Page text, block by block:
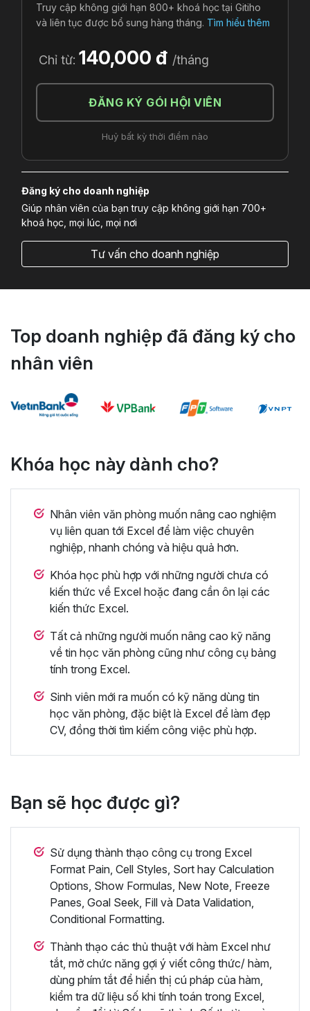
Truy cập không giới hạn 800+ khoá học tại Gitiho
và liên tục được bổ sung hàng tháng. Tìm hiểu thêm
Chỉ từ: 140,000 đ /tháng
ĐĂNG KÝ GÓI HỘI VIÊN
Huỷ bất kỳ thời điểm nào
Đăng ký cho doanh nghiệp
Giúp nhân viên của bạn truy cập không giới hạn 700+
khoá học, mọi lúc, mọi nơi
Tư vấn cho doanh nghiệp
Top doanh nghiệp đã đăng ký cho
nhân viên
Khóa học này dành cho?
Nhân viên văn phòng muốn nâng cao nghiệm
vụ liên quan tới Excel để làm việc chuyên
nghiệp, nhanh chóng và hiệu quả hơn.
Khóa học phù hợp với những người chưa có
kiến thức về Excel hoặc đang cần ôn lại các
kiến thức Excel.
Tất cả những người muốn nâng cao kỹ năng
về tin học văn phòng cũng như công cụ bảng
tính trong Excel.
Sinh viên mới ra muốn có kỹ năng dùng tin
học văn phòng, đặc biệt là Excel để làm đẹp
CV, đồng thời tìm kiếm công việc phù hợp.
Bạn sẽ học được gì?
Sử dụng thành thạo công cụ trong Excel
Format Pain, Cell Styles, Sort hay Calculation
Options, Show Formulas, New Note, Freeze
Panes, Goal Seek, Fill và Data Validation,
Conditional Formatting.
Thành thạo các thủ thuật với hàm Excel như
tắt, mở chức năng gợi ý viết công thức/ hàm,
dùng phím tắt để hiển thị cú pháp của hàm,
kiểm tra dữ liệu số khi tính toán trong Excel,